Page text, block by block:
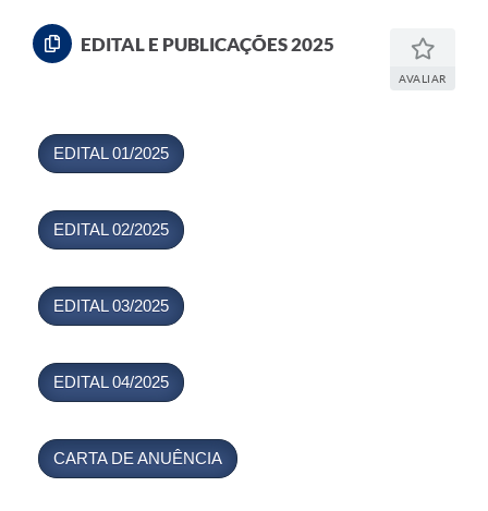
EDITAL E PUBLICAÇÕES 2025
AVALIAR
EDITAL 01/2025
EDITAL 02/2025
EDITAL 03/2025
EDITAL 04/2025
CARTA DE ANUÊNCIA